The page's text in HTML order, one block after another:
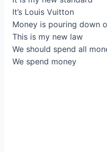
It’s Louis Vuitton
Money is pouring down
This is my new law
We should spend all
We spend money